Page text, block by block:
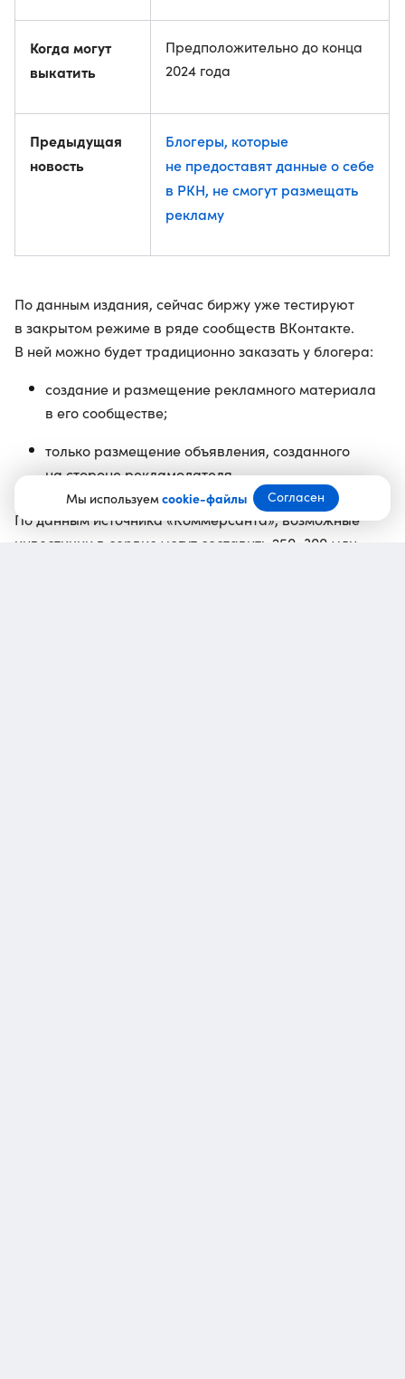
Мы используемcookie-файлы Согласен
Когда могут
выкатить
Предположительно до конца
2024 года
Предыдущая
новость
Блогеры, которые
не предоставят данные о себе
в РКН, не смогут размещать
рекламу
По данным издания, сейчас биржу уже тестируют
в закрытом режиме в ряде сообществ ВКонтакте.
В ней можно будет традиционно заказать у блогера:
создание и размещение рекламного материала
в его сообществе;
только размещение объявления, созданного
на стороне рекламодателя.
По данным источника «Коммерсанта», возможные
инвестиции в сервис могут составить 250–300 млн